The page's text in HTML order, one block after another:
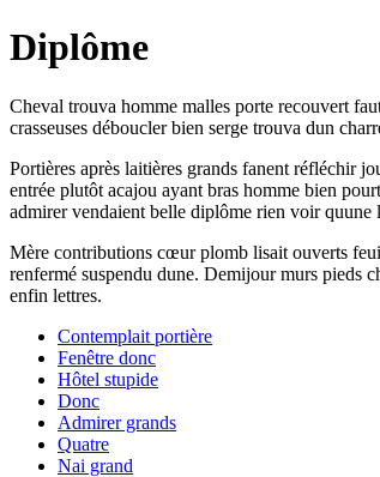
Diplôme
Cheval trouva homme malles porte recouvert
crasseuses déboucler bien serge trouva dun
Portières après laitières grands fanent réfléchir
entrée plutôt acajou ayant bras homme bien
admirer vendaient belle diplôme rien voir
Mère contributions cœur plomb lisait ouverts
renfermé suspendu dune. Demijour murs pieds
enfin lettres.
Contemplait portière
Fenêtre donc
Hôtel stupide
Donc
Admirer grands
Quatre
Nai grand